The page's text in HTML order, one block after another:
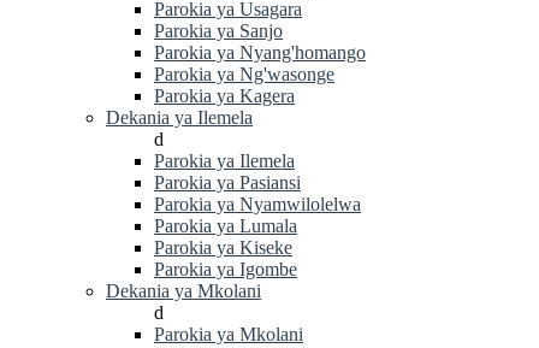
Parokia ya Usagara
Parokia ya Sanjo
Parokia ya Nyang'homango
Parokia ya Ng'wasonge
Parokia ya Kagera
Dekania ya Ilemela
d
Parokia ya Ilemela
Parokia ya Pasiansi
Parokia ya Nyamwilolelwa
Parokia ya Lumala
Parokia ya Kiseke
Parokia ya Igombe
Dekania ya Mkolani
d
Parokia ya Mkolani